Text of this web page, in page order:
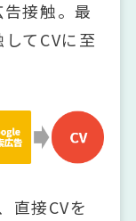
接触。最
てCVに至
直接CVを